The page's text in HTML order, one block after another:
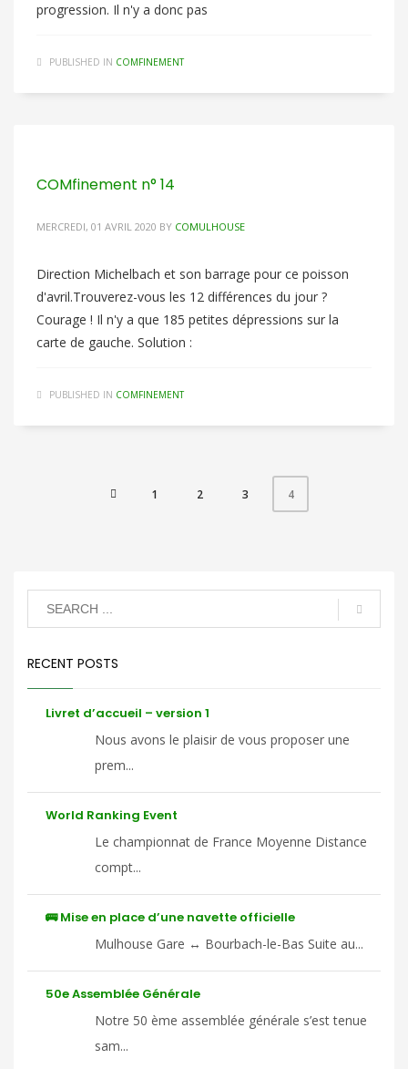
progression. Il n'y a donc pas
PUBLISHED IN COMFINEMENT
COMfinement n° 14
MERCREDI, 01 AVRIL 2020 BY COMULHOUSE
Direction Michelbach et son barrage pour ce poisson
d'avril.Trouverez-vous les 12 différences du jour ?
Courage ! Il n'y a que 185 petites dépressions sur la
carte de gauche. Solution :
PUBLISHED IN COMFINEMENT
1 2 3 4
RECENT POSTS
Livret d’accueil – version 1
Nous avons le plaisir de vous proposer une
prem...
World Ranking Event
Le championnat de France Moyenne Distance
compt...
🚌 Mise en place d’une navette officielle
Mulhouse Gare ↔ Bourbach-le-Bas Suite au...
50e Assemblée Générale
Notre 50 ème assemblée générale s’est tenue
sam...